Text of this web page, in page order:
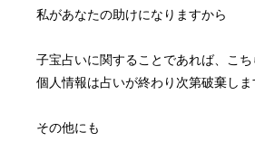
私があなたの助けになりますから
子宝占いに関することであれば、こち
個人情報は占いが終わり次第破棄しま
その他にも